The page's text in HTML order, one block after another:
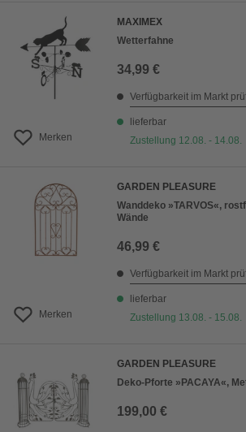
Preis aufsteigend
Preis absteigend
Merken
MAXIMEX
Wetterfahne
34,99 €
Verfügbarkeit im Markt
lieferbar
Zustellung 12.08. - 14.08.
Merken
GARDEN PLEASURE
Wanddeko »TARVOS«,
Wände
46,99 €
Verfügbarkeit im Markt
lieferbar
Zustellung 13.08. - 15.08.
GARDEN PLEASURE
Deko-Pforte »PACAYA«,
199,00 €